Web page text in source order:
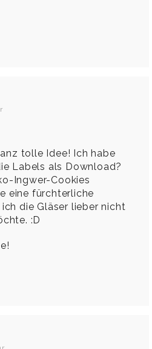
tolle Idee! Ich habe
Labels als Download?
Ingwer-Cookies
eine fürchterliche
die Gläser lieber nicht
:D